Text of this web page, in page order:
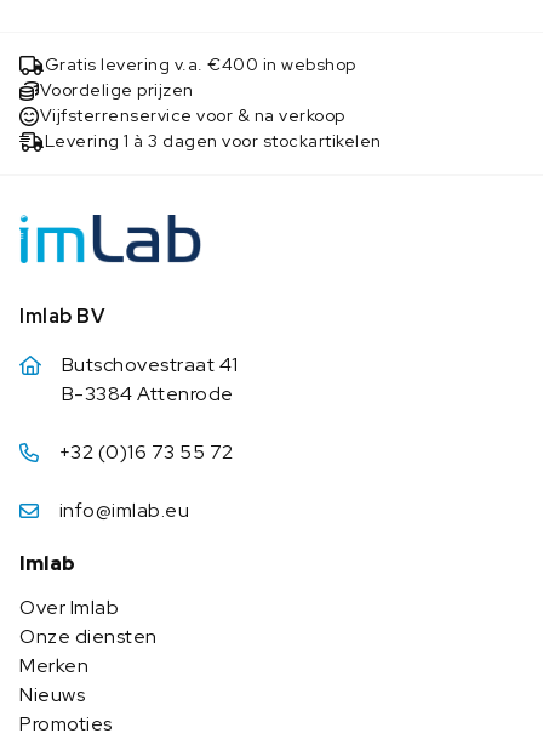
Gratis levering v.a. €400 in webshop
Voordelige prijzen
Vijfsterrenservice voor & na verkoop
Levering 1 à 3 dagen voor stockartikelen
Imlab BV
Butschovestraat 41
B-3384 Attenrode
+32 (0)16 73 55 72
info@imlab.eu
Imlab
Over Imlab
Onze diensten
Merken
Nieuws
Promoties